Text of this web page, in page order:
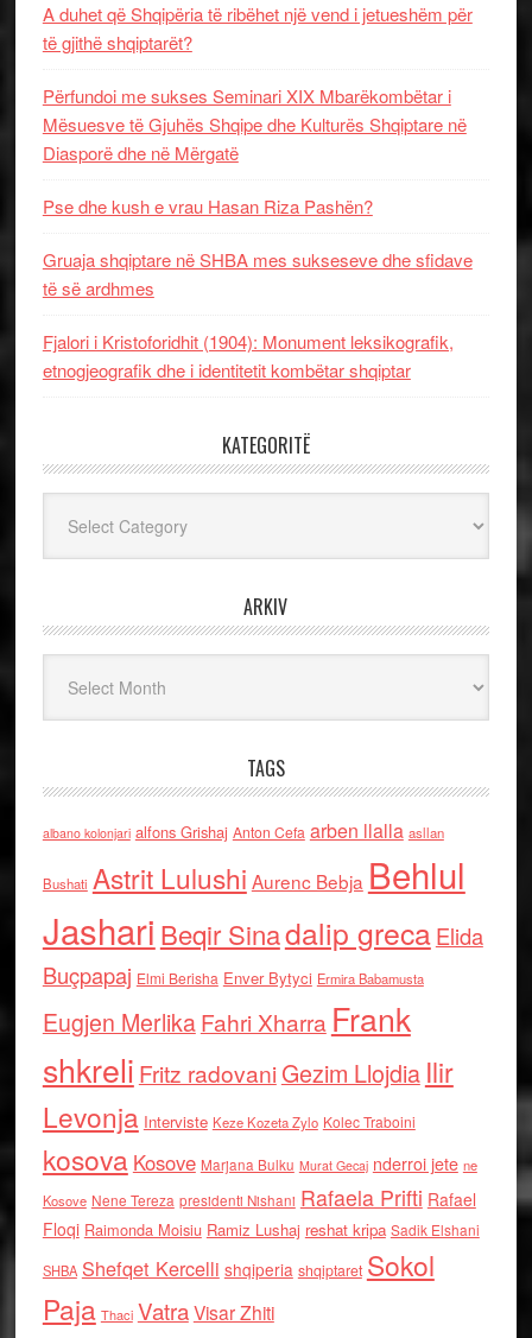
A duhet që Shqipëria të ribëhet një vend i jetueshëm për
të gjithë shqiptarët?
Përfundoi me sukses Seminari XIX Mbarëkombëtar i
Mësuesve të Gjuhës Shqipe dhe Kulturës Shqiptare në
Diasporë dhe në Mërgatë
Pse dhe kush e vrau Hasan Riza Pashën?
Gruaja shqiptare në SHBA mes sukseseve dhe sfidave
të së ardhmes
Fjalori i Kristoforidhit (1904): Monument leksikografik,
etnogjeografik dhe i identitetit kombëtar shqiptar
KATEGORITË
ARKIV
TAGS
albano kolonjari alfons Grishaj Anton Cefa arben llalla asllan
Bushati Astrit Lulushi Aurenc Bebja Behlul
Jashari Beqir Sinadalip grecaElida
Buçpapaj Elmi Berisha Enver Bytyci Ermira Babamusta
Eugjen MerlikaFahri Xharra Frank
shkreli Fritz radovaniGezim Llojdia Ilir
Levonja Interviste Keze Kozeta Zylo Kolec Traboini
kosova Kosove Marjana Bulku Murat Gecaj nderroi jete ne
Kosove Nene Tereza presidenti Nishani Rafaela Prifti Rafael
Floqi Raimonda Moisiu Ramiz Lushaj reshat kripa Sadik Elshani
SHBA Shefqet Kercelli shqiperia shqiptaret Sokol
Paja Thaci VatraVisar Zhiti